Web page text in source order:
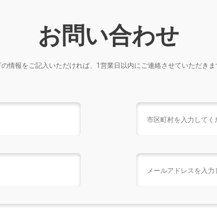
お問い合わせ
情報をご記入いただければ、1営業日以内にご連絡させていただき